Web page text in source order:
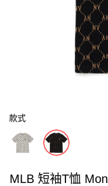
款式
MLB 短袖T恤